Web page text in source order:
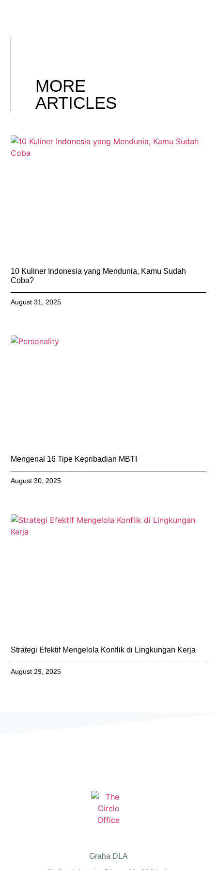
MORE
ARTICLES
10 Kuliner Indonesia yang Mendunia, Kamu Sudah
Coba?
August 31, 2025
Mengenal 16 Tipe Kepribadian MBTI
August 30, 2025
Strategi Efektif Mengelola Konflik di Lingkungan Kerja
August 29, 2025
Graha DLA